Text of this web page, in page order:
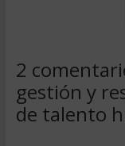
2
gestión y
de talento